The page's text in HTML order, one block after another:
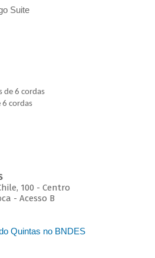
Suite
de 6 cordas
6 cordas
100 - Centro
- Acesso B
Quintas no BNDES